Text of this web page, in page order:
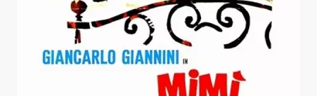
Mimi Metallo blessé dans son honneur